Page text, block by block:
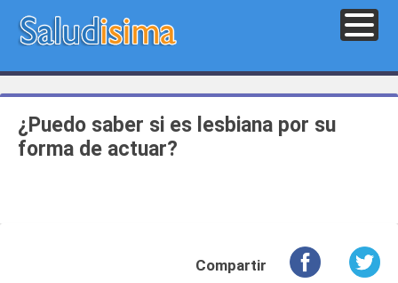
¿Puedo saber si es lesbiana por su
forma de actuar?
Compartir